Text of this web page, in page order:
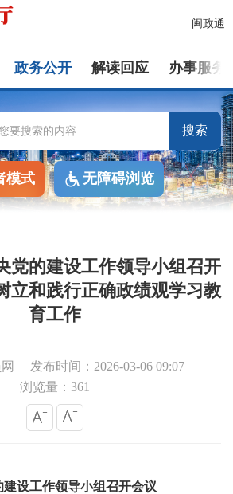
闽政通
政务公开 解读回应 办事服务
搜索
模式 无障碍浏览
党的建设工作领导小组召开
立和践行正确政绩观学习教
育工作
发布时间：2026-03-06 09:07
浏览量：361
建设工作领导小组召开会议